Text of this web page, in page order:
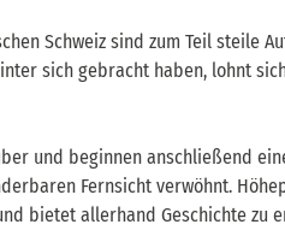
Schweiz sind zum Teil steile
sich gebracht haben, lohnt
und beginnen anschließend
Fernsicht verwöhnt.
bietet allerhand Geschichte zu